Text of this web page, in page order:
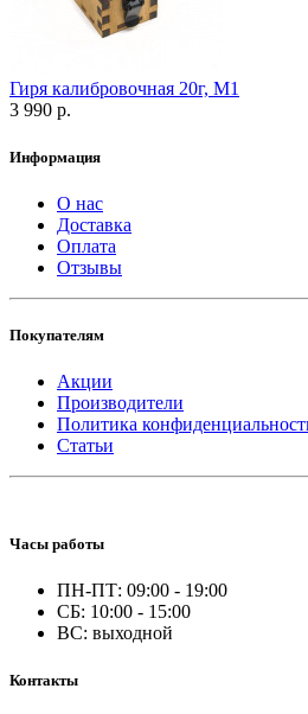
Гиря калибровочная 20г, М1
3 990 р.
Информация
О нас
Доставка
Оплата
Отзывы
Покупателям
Акции
Производители
Политика
Статьи
Часы работы
ПН-ПТ: 09:00 - 19:00
СБ: 10:00 - 15:00
ВС: выходной
Контакты